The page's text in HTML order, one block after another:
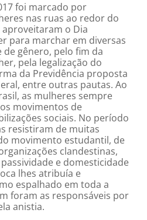
foi marcado por
nas ruas ao redor do
o Dia
para marchar em diversas
de gênero, pelo fim da
pela legalização do
da Previdência proposta
entre outras pautas. Ao
as mulheres sempre
movimentos de
sociais. No período
resistiram de muitas
movimento estudantil, de
clandestinas,
e domesticidade
lhes atribuía e
espalhado em toda a
foram as responsáveis por
anistia.